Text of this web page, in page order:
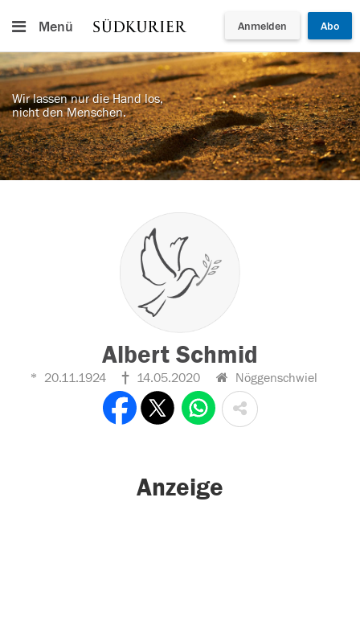
Menü Anmelden Abo
Wir lassen nur die Hand los,
nicht den Menschen.
Albert Schmid
20.11.1924 14.05.2020 Nöggenschwiel
Anzeige